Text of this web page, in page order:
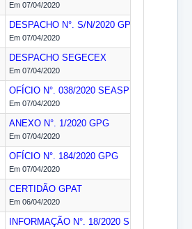
Em 07/04/2020
DESPACHO N°. S/N/2020 GPAA
Em 07/04/2020
DESPACHO SEGECEX
Em 07/04/2020
OFÍCIO N°. 038/2020 SEASP (2019)
Em 07/04/2020
ANEXO N°. 1/2020 GPG
Em 07/04/2020
OFÍCIO N°. 184/2020 GPG
Em 07/04/2020
CERTIDÃO GPAT
Em 06/04/2020
INFORMAÇÃO N°. 18/2020 SEASP (2019)